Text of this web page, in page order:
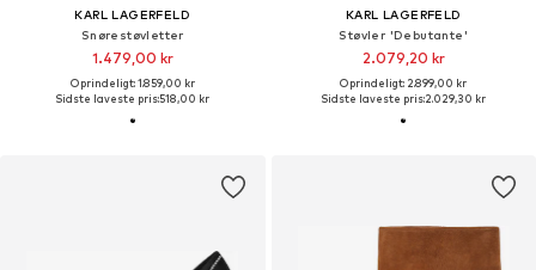
KARL LAGERFELD
Snørestøvletter
1.479,00 kr
Oprindeligt: 1.859,00 kr
Sidste laveste pris:518,00 kr
KARL LAGERFELD
Støvler 'Debutante'
2.079,20 kr
Oprindeligt: 2.899,00 kr
Sidste laveste pris:2.029,30 kr